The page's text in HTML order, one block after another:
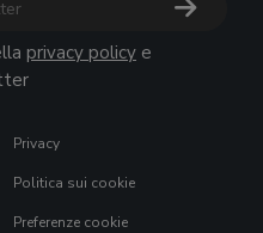
privacy policy e
Privacy
Politica sui cookie
Preferenze cookie